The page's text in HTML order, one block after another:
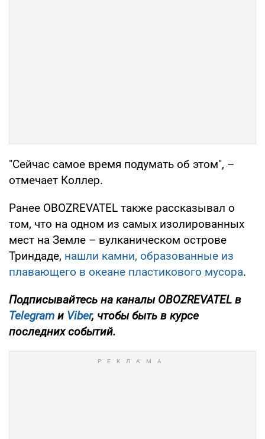
"Сейчас самое время подумать об этом", –
отмечает Коллер.
Ранее OBOZREVATEL также рассказывал о
том, что на одном из самых изолированных
мест на Земле – вулканическом острове
Триндаде, нашли камни, образованные из
плавающего в океане пластикового мусора.
Подписывайтесь на каналы OBOZREVATEL в
Telegram и Viber, чтобы быть в курсе
последних событий.